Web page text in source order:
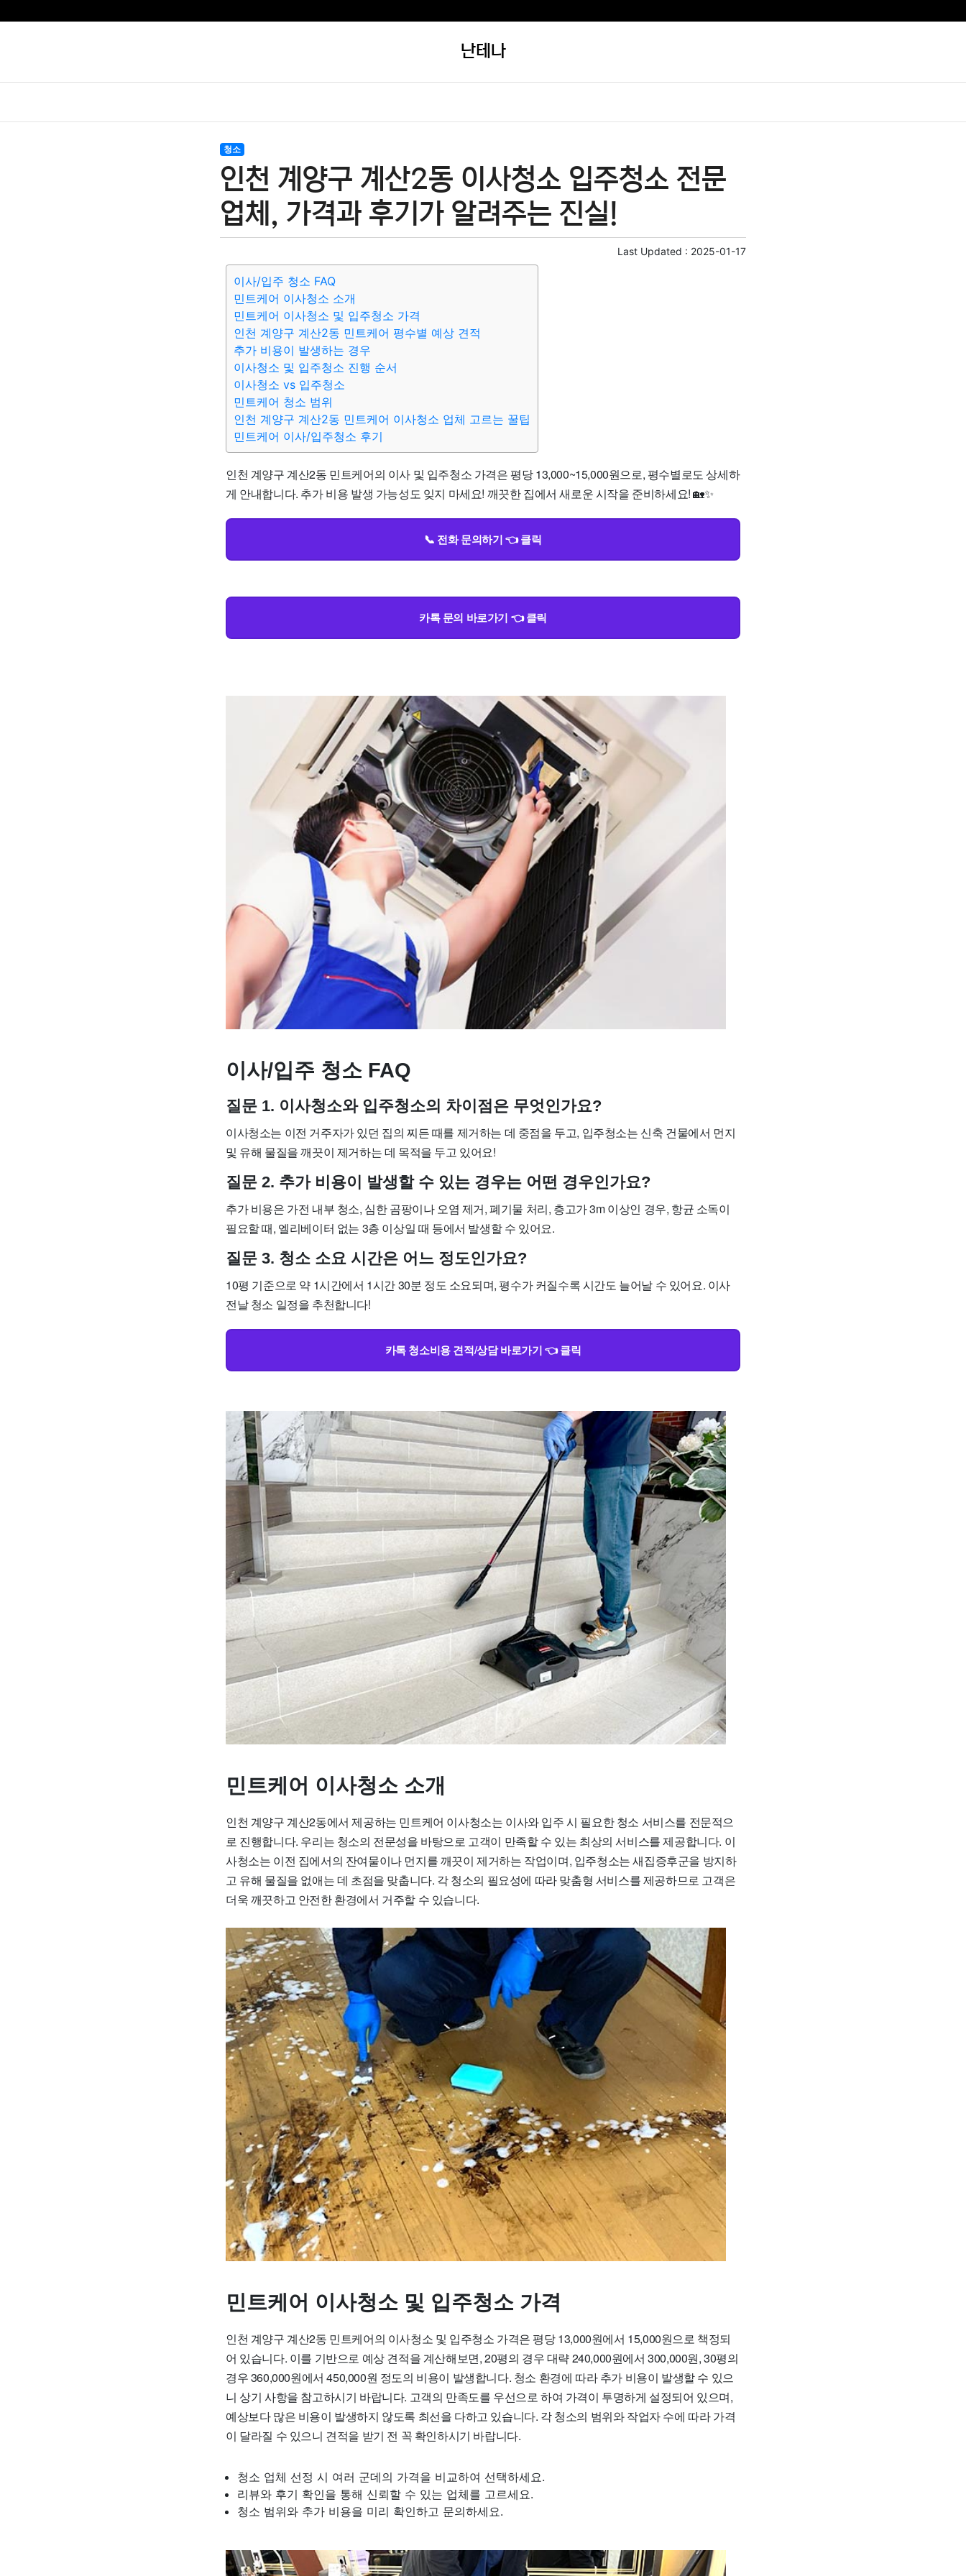
난테나
청소
인천 계양구 계산2동 이사청소 입주청소 전문
업체, 가격과 후기가 알려주는 진실!
Last Updated : 2025-01-17
이사/입주 청소 FAQ
민트케어 이사청소 소개
민트케어 이사청소 및 입주청소 가격
인천 계양구 계산2동 민트케어 평수별 예상 견적
추가 비용이 발생하는 경우
이사청소 및 입주청소 진행 순서
이사청소 vs 입주청소
민트케어 청소 범위
인천 계양구 계산2동 민트케어 이사청소 업체 고르는 꿀팁
민트케어 이사/입주청소 후기
인천 계양구 계산2동 민트케어의 이사 및 입주청소 가격은 평당 13,000~15,000원으로, 평수별로도 상세하
게 안내합니다. 추가 비용 발생 가능성도 잊지 마세요! 깨끗한 집에서 새로운 시작을 준비하세요! 🏡✨
📞 전화 문의하기 👈 클릭
카톡 문의 바로가기 👈 클릭
이사/입주 청소 FAQ
질문 1. 이사청소와 입주청소의 차이점은 무엇인가요?
이사청소는 이전 거주자가 있던 집의 찌든 때를 제거하는 데 중점을 두고, 입주청소는 신축 건물에서 먼지
및 유해 물질을 깨끗이 제거하는 데 목적을 두고 있어요!
질문 2. 추가 비용이 발생할 수 있는 경우는 어떤 경우인가요?
추가 비용은 가전 내부 청소, 심한 곰팡이나 오염 제거, 폐기물 처리, 층고가 3m 이상인 경우, 항균 소독이
필요할 때, 엘리베이터 없는 3층 이상일 때 등에서 발생할 수 있어요.
질문 3. 청소 소요 시간은 어느 정도인가요?
10평 기준으로 약 1시간에서 1시간 30분 정도 소요되며, 평수가 커질수록 시간도 늘어날 수 있어요. 이사
전날 청소 일정을 추천합니다!
카톡 청소비용 견적/상담 바로가기 👈 클릭
민트케어 이사청소 소개
인천 계양구 계산2동에서 제공하는 민트케어 이사청소는 이사와 입주 시 필요한 청소 서비스를 전문적으
로 진행합니다. 우리는 청소의 전문성을 바탕으로 고객이 만족할 수 있는 최상의 서비스를 제공합니다. 이
사청소는 이전 집에서의 잔여물이나 먼지를 깨끗이 제거하는 작업이며, 입주청소는 새집증후군을 방지하
고 유해 물질을 없애는 데 초점을 맞춥니다. 각 청소의 필요성에 따라 맞춤형 서비스를 제공하므로 고객은
더욱 깨끗하고 안전한 환경에서 거주할 수 있습니다.
민트케어 이사청소 및 입주청소 가격
인천 계양구 계산2동 민트케어의 이사청소 및 입주청소 가격은 평당 13,000원에서 15,000원으로 책정되
어 있습니다. 이를 기반으로 예상 견적을 계산해보면, 20평의 경우 대략 240,000원에서 300,000원, 30평의
경우 360,000원에서 450,000원 정도의 비용이 발생합니다. 청소 환경에 따라 추가 비용이 발생할 수 있으
니 상기 사항을 참고하시기 바랍니다. 고객의 만족도를 우선으로 하여 가격이 투명하게 설정되어 있으며,
예상보다 많은 비용이 발생하지 않도록 최선을 다하고 있습니다. 각 청소의 범위와 작업자 수에 따라 가격
이 달라질 수 있으니 견적을 받기 전 꼭 확인하시기 바랍니다.
청소 업체 선정 시 여러 군데의 가격을 비교하여 선택하세요.
리뷰와 후기 확인을 통해 신뢰할 수 있는 업체를 고르세요.
청소 범위와 추가 비용을 미리 확인하고 문의하세요.